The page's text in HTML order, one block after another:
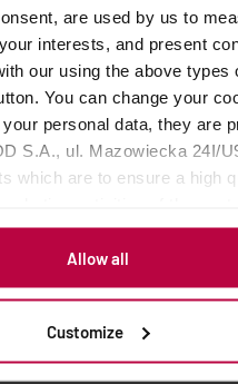
are used by us to
interests, and present
our using the above types
You can change your
personal data, they are
S.A., ul. Mazowiecka 24I/
which are to ensure a high
cookies and the personal
Privacy Policy.
Allow all
Customize
– Maria
Bukowska